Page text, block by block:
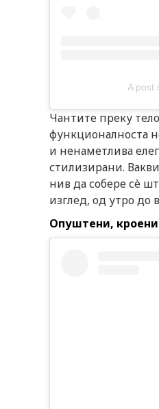
A post
Чантите преку
функционалноста
и ненаметлива
стилизирани.
нив да собере сè
изглед, од утро до
Опуштени,